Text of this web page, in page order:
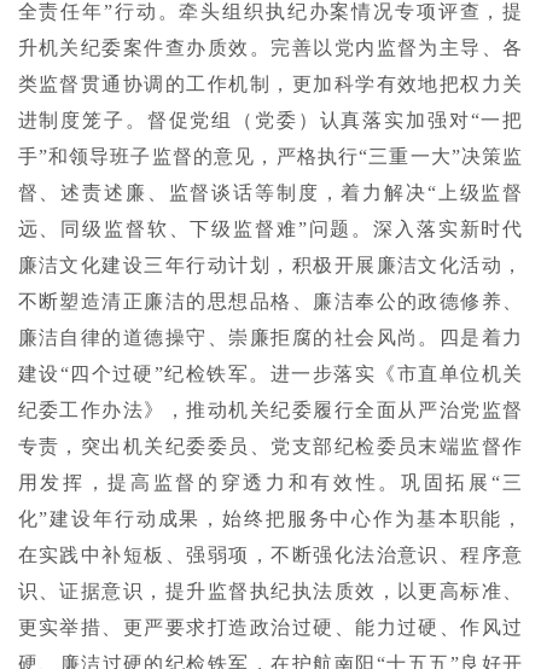
全责任年”行动。牵头组织执纪办案情况专项评查，提
升机关纪委案件查办质效。完善以党内监督为主导、各
类监督贯通协调的工作机制，更加科学有效地把权力关
进制度笼子。督促党组（党委）认真落实加强对“一把
手”和领导班子监督的意见，严格执行“三重一大”决策监
督、述责述廉、监督谈话等制度，着力解决“上级监督
远、同级监督软、下级监督难”问题。深入落实新时代
廉洁文化建设三年行动计划，积极开展廉洁文化活动，
不断塑造清正廉洁的思想品格、廉洁奉公的政德修养、
廉洁自律的道德操守、崇廉拒腐的社会风尚。四是着力
建设“四个过硬”纪检铁军。进一步落实《市直单位机关
纪委工作办法》，推动机关纪委履行全面从严治党监督
专责，突出机关纪委委员、党支部纪检委员末端监督作
用发挥，提高监督的穿透力和有效性。巩固拓展“三
化”建设年行动成果，始终把服务中心作为基本职能，
在实践中补短板、强弱项，不断强化法治意识、程序意
识、证据意识，提升监督执纪执法质效，以更高标准、
更实举措、更严要求打造政治过硬、能力过硬、作风过
硬、廉洁过硬的纪检铁军，在护航南阳“十五五”良好开